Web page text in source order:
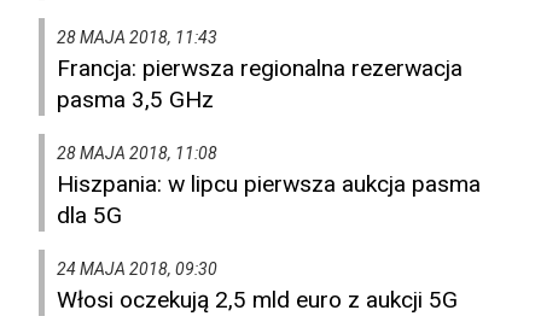
28 MAJA 2018, 11:43
Francja: pierwsza regionalna rezerwacja
pasma 3,5 GHz
28 MAJA 2018, 11:08
Hiszpania: w lipcu pierwsza aukcja pasma
dla 5G
24 MAJA 2018, 09:30
Włosi oczekują 2,5 mld euro z aukcji 5G